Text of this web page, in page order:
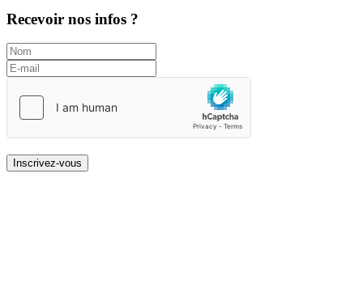
Recevoir nos infos ?
Inscrivez-vous